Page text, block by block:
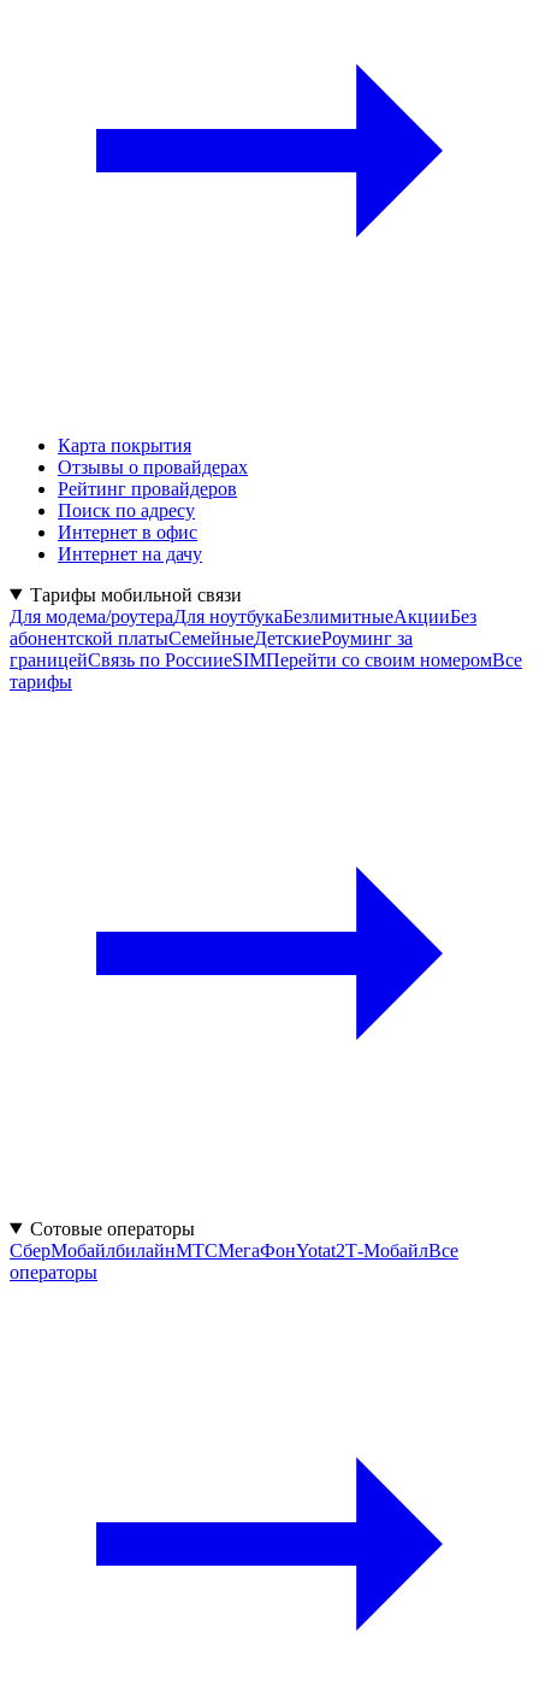
Карта покрытия
Отзывы о провайдерах
Рейтинг провайдеров
Поиск по адресу
Интернет в офис
Интернет на дачу
Тарифы мобильной связи
Для модема/роутераДля ноутбукаБезлимитныеАкцииБез
абонентской платыСемейныеДетскиеРоуминг за
границейСвязь по РоссииeSIMПерейти со своим номеромВсе
тарифы
Сотовые операторы
СберМобайлбилайнМТСМегаФонYotat2Т-МобайлВсе
операторы